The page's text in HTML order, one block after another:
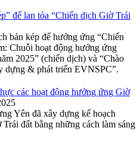
để lan tỏa “Chiến dịch Giờ Trái
bản kép để hưởng ứng “Chiến
Chuỗi hoạt động hưởng ứng
2025” (chiến dịch) và “Chào
dựng & phát triển EVNSPC”.
các hoạt động hưởng ứng Giờ
Yên đã xây dựng kế hoạch
đất bằng những cách làm sáng